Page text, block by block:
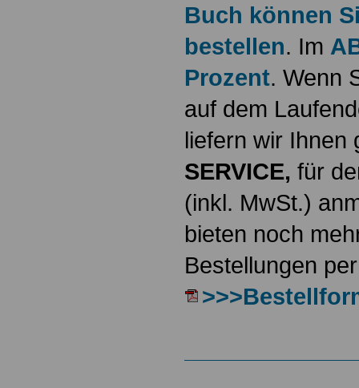
Buch können
bestellen. Im
Prozent. Wenn
auf dem
liefern wir
SERVICE, für
(inkl. MwSt.)
bieten noch
Bestellungen